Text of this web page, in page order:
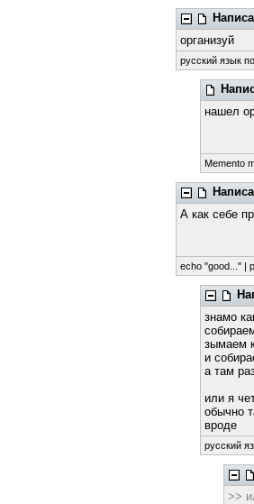
организуй
русский язык
нашел
Memento
А как себе
echo "good..." |
знамо
зымаем
и
а там
или я
обычно
вроде
русский
>>